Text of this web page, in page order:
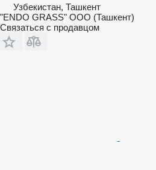
Узбекистан, Ташкент
"ENDO GRASS" ООО (Ташкент)
Связаться с продавцом